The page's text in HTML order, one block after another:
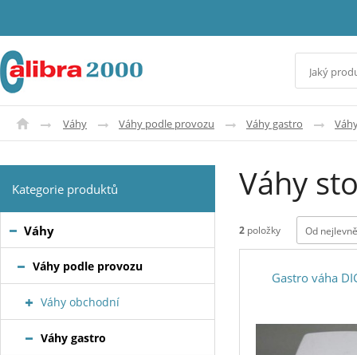
Váhy Váhy podle provozu Váhy gastro
Váhy
2 položky Od
Gastro váha
Kategorie produktů
Váhy
Váhy podle provozu
Váhy obchodní
Váhy gastro